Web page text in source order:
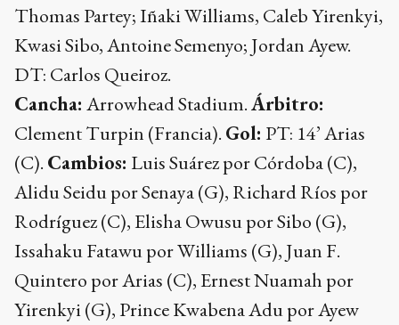
Thomas Partey; Iñaki Williams, Caleb Yirenkyi,
Kwasi Sibo, Antoine Semenyo; Jordan Ayew.
DT: Carlos Queiroz.
Cancha: Arrowhead Stadium.Árbitro:
Clement Turpin (Francia). Gol: PT: 14’ Arias
(C). Cambios: Luis Suárez por Córdoba (C),
Alidu Seidu por Senaya (G), Richard Ríos por
Rodríguez (C), Elisha Owusu por Sibo (G),
Issahaku Fatawu por Williams (G), Juan F.
Quintero por Arias (C), Ernest Nuamah por
Yirenkyi (G), Prince Kwabena Adu por Ayew